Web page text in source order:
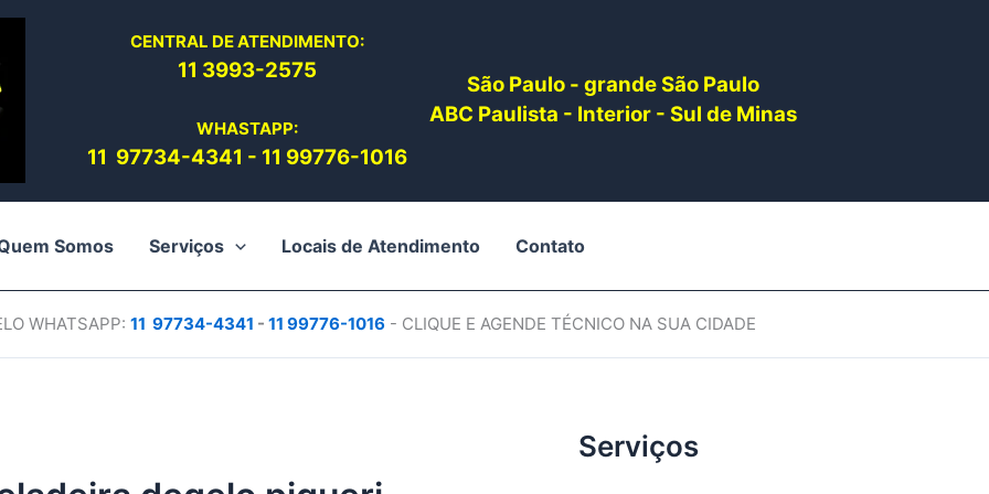
CENTRAL DE ATENDIMENTO:
11 3993-2575
WHASTAPP:
11 97734-4341 - 11 99776-1016
São Paulo - grande São Paulo
ABC Paulista - Interior - Sul de Minas
Somos Serviços Locais de Atendimento Contato
WHATSAPP: 11 97734-4341 - 11 99776-1016 - CLIQUE E AGENDE TÉCNICO NA SUA CIDADE
Serviços